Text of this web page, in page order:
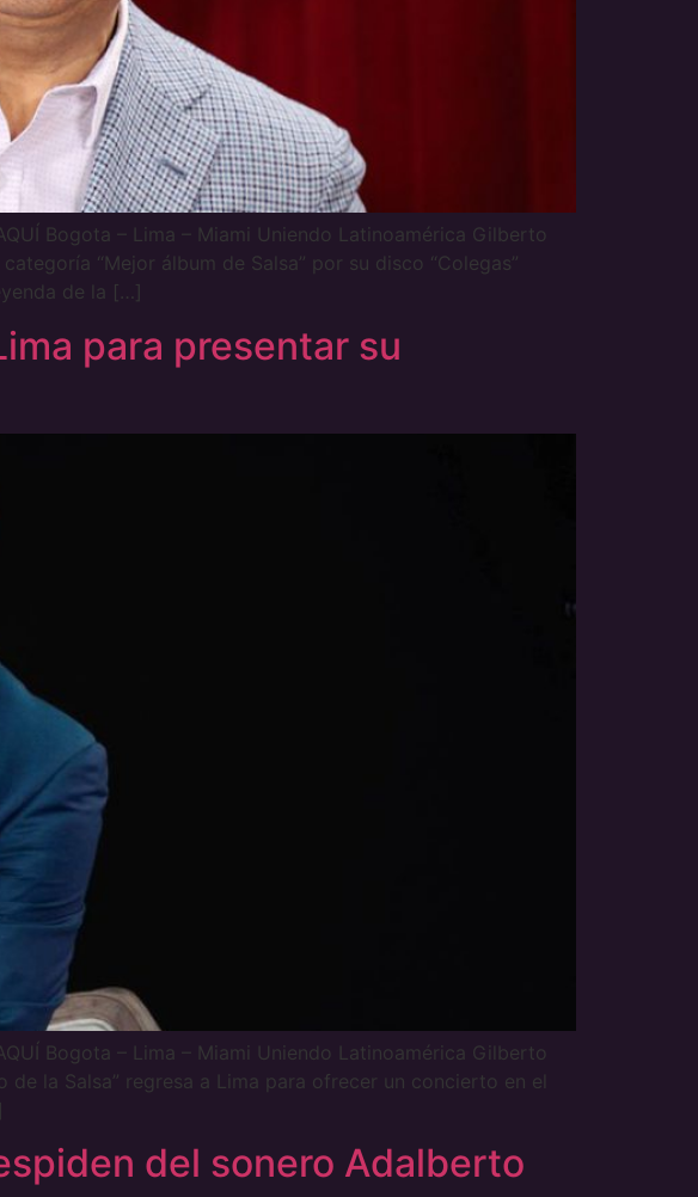
Bogota – Lima – Miami Uniendo Latinoamérica Gilberto
“Mejor álbum de Salsa” por su disco “Colegas”
de la […]
para presentar su
Bogota – Lima – Miami Uniendo Latinoamérica Gilberto
de la Salsa” regresa a Lima para ofrecer un concierto en el
del sonero Adalberto